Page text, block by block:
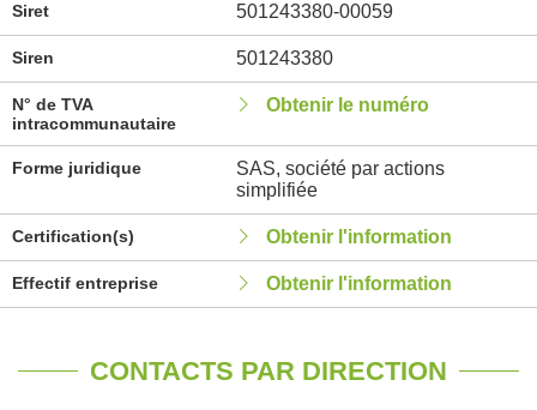
Siret 501243380-00059
Siren 501243380
N° de TVA
intracommunautaire
Obtenir le numéro
Forme juridique
SAS, société par actions
simplifiée
Certification(s) Obtenir l'information
Effectif entreprise Obtenir l'information
CONTACTS PAR DIRECTION